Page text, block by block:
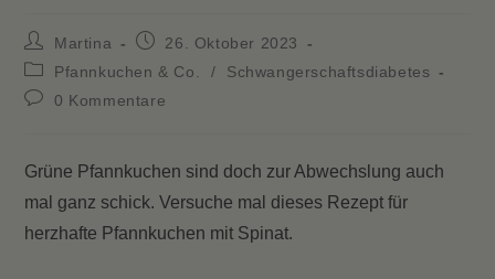
Beitrags-
Autor:
Martina
Beitrag26. Oktober 2023
Beitrags-
Kategorie:
Pfannkuchen & Co. /
Schwangerschaftsdiabetes
Beitrags-
0 Kommentare
Grüne Pfannkuchen sind doch zur Abwechslung auch
mal ganz schick. Versuche mal dieses Rezept für
herzhafte Pfannkuchen mit Spinat.